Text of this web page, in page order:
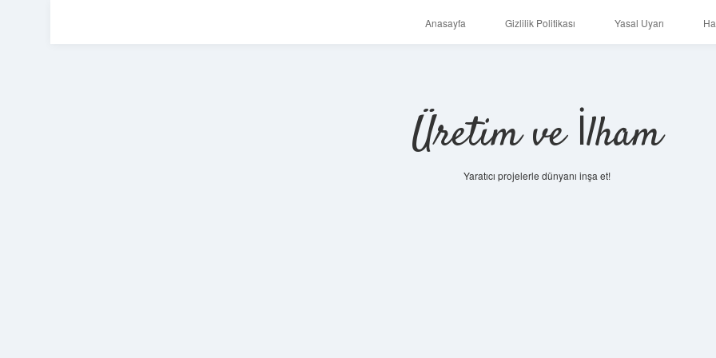
Anasayfa Gizlilik Politikası Yasal Uyarı
Üretim ve İlham
Yaratıcı projelerle dünyanı inşa et!